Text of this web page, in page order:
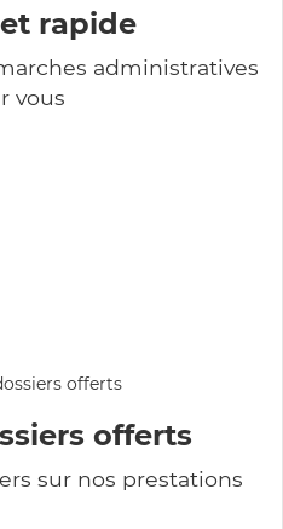
rapide
administratives
vous
offerts
sur nos prestations